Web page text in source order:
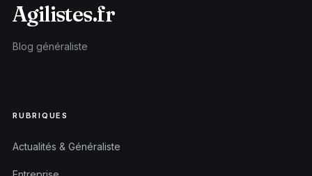
Agilistes.fr
Blog généraliste
RUBRIQUES
Actualités & Généraliste